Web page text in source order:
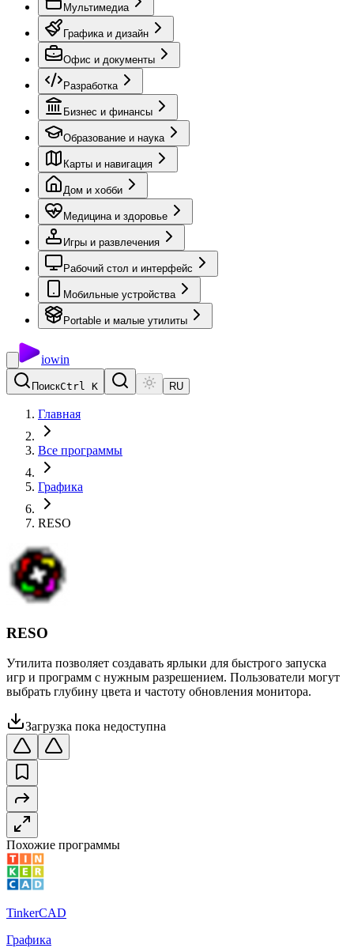
Мультимедиа
Графика и дизайн
Офис и документы
Разработка
Бизнес и финансы
Образование и наука
Карты и навигация
Дом и хобби
Медицина и здоровье
Игры и развлечения
Рабочий стол и интерфейс
Мобильные устройства
Portable и малые утилиты
iowin
ПоискCtrl K RU
Главная
Все программы
Графика
RESO
RESO
Утилита позволяет создавать ярлыки для быстрого запуска
игр и программ с нужным разрешением. Пользователи могут
выбрать глубину цвета и частоту обновления монитора.
Загрузка пока недоступна
Похожие программы
TinkerCAD
Графика